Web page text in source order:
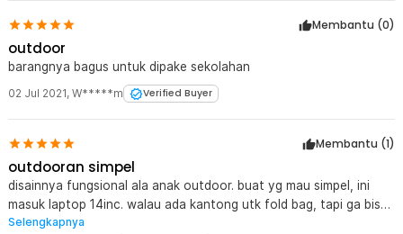
Membantu (0)
outdoor
barangnya bagus untuk dipake sekolahan
02 Jul 2021, W*****m Verified Buyer
Membantu (1)
outdooran simpel
disainnya fungsional ala anak outdoor. buat yg mau simpel, ini
masuk laptop 14inc. walau ada kantong utk fold bag, tapi ga bisa
digunain. ngejait kantongnya terbalik. so dia dipake utk
Selengkapnya